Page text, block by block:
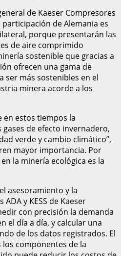
de Kaeser Compresores
de Alemania es
porque presentarán las
de aire comprimido
sostenible que gracias a
ofrecen una gama de
ser más sostenibles en el
minera acorde a los
en estos tiempos la
de efecto invernadero,
verde y cambio climático”,
mayor importancia. Por
la minería ecológica es la
asesoramiento y la
y KESS de Kaeser
con precisión la demanda
el día a día, y calcular una
de los datos registrados. El
componentes de la